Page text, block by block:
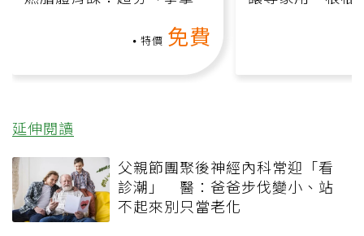
特價 免費
延伸閱讀
父親節團聚後神經內科常迎「看
診潮」 醫：爸爸步伐變小、站
不起來別只當老化